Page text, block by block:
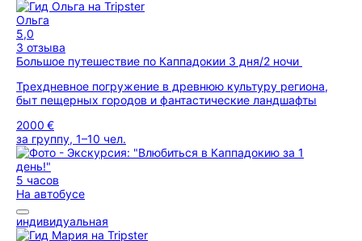
Ольга
5,0
3 отзыва
Большое путешествие по Каппадокии 3 дня/2 ночи
Трехдневное погружение в древнюю культуру региона,
быт пещерных городов и фантастические ландшафты
2000 €
за группу, 1–10 чел.
5 часов
На автобусе
индивидуальная